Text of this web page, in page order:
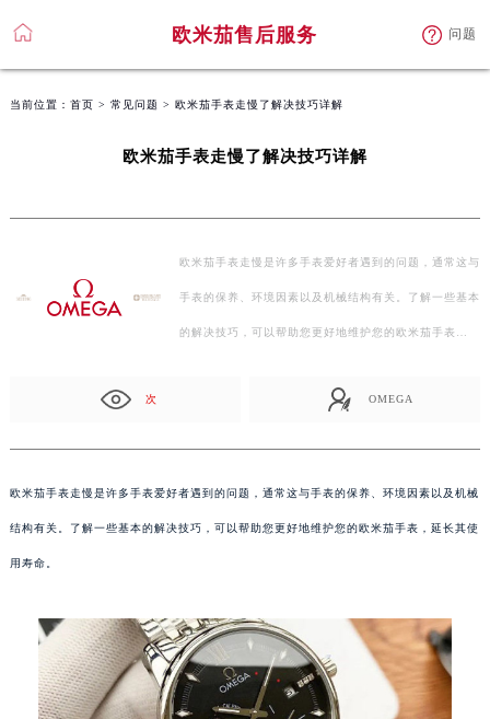
欧米茄售后服务 问题
当前位置： 首页 > 常见问题 > 欧米茄手表走慢了解决技巧详解
欧米茄手表走慢了解决技巧详解
欧米茄手表走慢是许多手表爱好者遇到的问题，通常这与
手表的保养、环境因素以及机械结构有关。了解一些基本
的解决技巧，可以帮助您更好地维护您的欧米茄手表…
次 OMEGA
欧米茄手表走慢是许多手表爱好者遇到的问题，通常这与手表的保养、环境因素以及机械
结构有关。了解一些基本的解决技巧，可以帮助您更好地维护您的欧米茄手表，延长其使
用寿命。